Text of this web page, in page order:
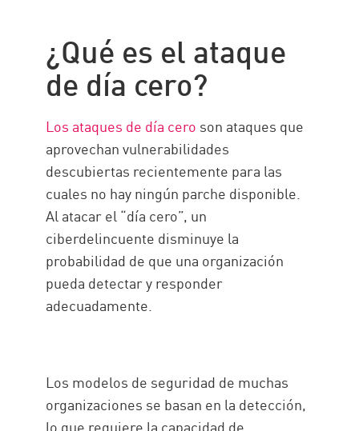
Solución de Check Point
¿Qué es el ataque
de día cero?
Los ataques de día cero son ataques que
aprovechan vulnerabilidades
descubiertas recientemente para las
cuales no hay ningún parche disponible.
Al atacar el “día cero”, un
ciberdelincuente disminuye la
probabilidad de que una organización
pueda detectar y responder
adecuadamente.
Los modelos de seguridad de muchas
organizaciones se basan en la detección,
lo que requiere la capacidad de